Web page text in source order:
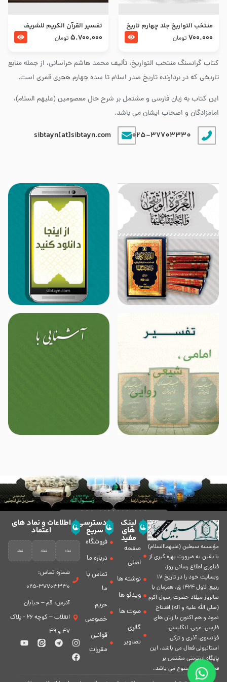
کتاب گرانسنگ منتخب التواريخ، تألیف محمد هاشم خراسانی، از جمله منابع
تاریخی که در بردارنده تاریخ صدر اسلام تا سده چهارم هجری قمری است.
این کتاب به زبان فارسی و مشتمل بر شرح حال معصومین (علیهم السلام)،
امامزادگان و اصحاب ایشان می باشد.
025-37703330
sibtayn[at]sibtayn.com
منتخب التواریخ جلد چهارم تاریخ
امام زین العابدین و امام محمد
700.000 تومان
تفسير القرآن الكريم للشريف
المرتضي قدس سرّه
5.700.000 تومان
مؤسسه سبطين (عليهماالسلام)
با يقين به ضرورت بهره گیرى از
فناورى اطلاع رسانى روز،
وبسایت خود را در تاريخ 17
ربيع الاول 1424 ق. همزمان با
سالروز ميلاد حضرت رسول اكرم
(صلی الله علیه و آله) افتتاح
نمود و هم اكنون با زبان های
فارسی، عربى، انگلیسی،
فرانسوی، آذری و ترکی
استانبولی فعال مى باشد. اين
پايگاه اينترنتى مشتمل بر
قسمت هاى متنوع مى باشد.
لینک
های
مفید
صفحه
اصلی
نوشته ها
ویدئو ها
صوت ها
گالری
تصاویر
دسترسی
سریع
فروشگاه
درباره ما
تماس با
ما
حریم
خصوصی
قوانین
مقررات
اطلاعات و نماد های
اعتماد
شماره تماس:
37703330-025
آدرس: قم – خیابان
انقلاب – کوچه 26 - پلاک
47 و 49